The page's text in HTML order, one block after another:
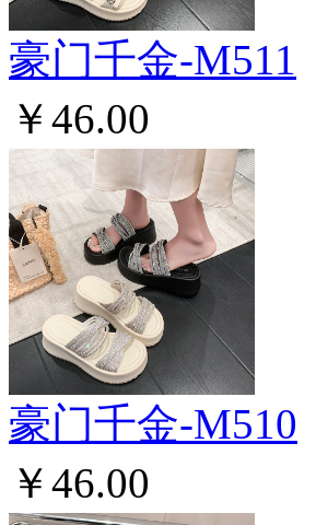
豪门千金-M511
￥46.00
豪门千金-M510
￥46.00